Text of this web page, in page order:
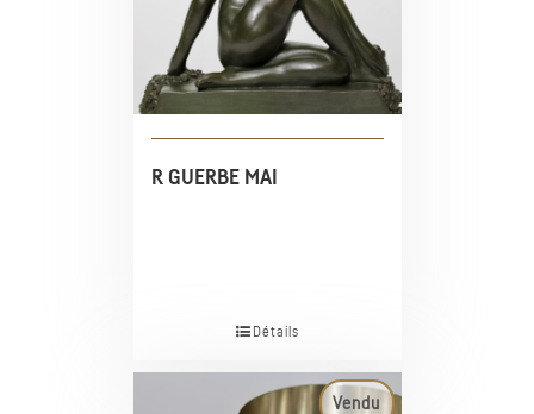
R GUERBE MAI
Détails
Vendu